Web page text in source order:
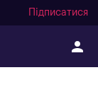
Підписатися